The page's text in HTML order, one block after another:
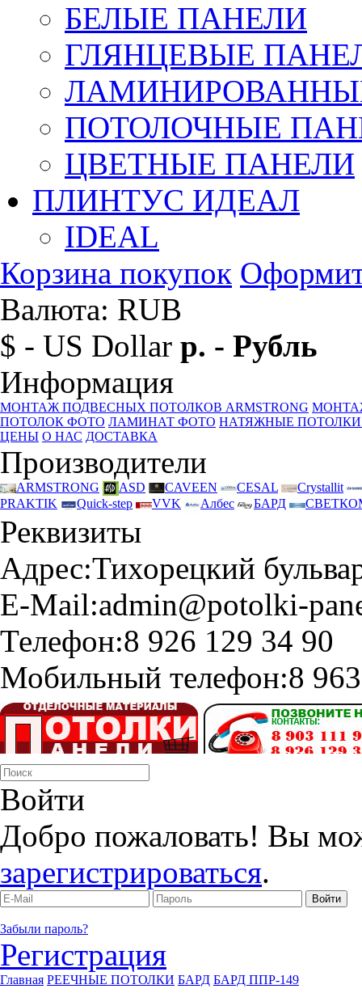
БЕЛЫЕ ПАНЕЛИ
ГЛЯНЦЕВЫЕ
ПОТОЛОЧНЫЕ
ЦВЕТНЫЕ ПАНЕЛИ
ПЛИНТУС ИДЕАЛ
IDEAL
Корзина покупок
Валюта: RUB
$ - US Dollar р. - Рубль
Информация
МОНТАЖ ПОДВЕСНЫХ ПОТОЛКОВ ARMSTRONG
ПОТОЛОК ФОТО ЛАМИНАТ ФОТО НАТЯЖНЫЕ ПОТОЛКИ
ЦЕНЫ О НАС ДОСТАВКА
Производители
ARMSTRONG ASD CAVEEN CESAL
Crystallit
PRAKTIK
Quick-step VVK Албес БАРД
Реквизиты
Адрес:Тихорецкий
E-Mail:admin@potolki-
Телефон:8 926 129 34 90
Мобильный телефон:8
Войти
Добро пожаловать! Вы
зарегистрироваться.
Забыли пароль?
Регистрация
Главная РЕЕЧНЫЕ ПОТОЛКИ БАРД БАРД ППР-149